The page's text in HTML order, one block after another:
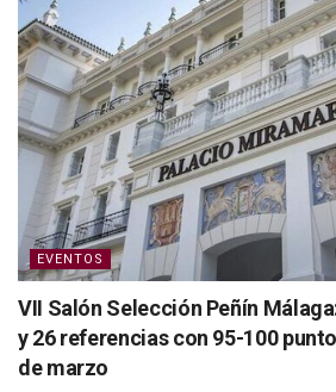
EVENTOS
VII Salón Selección Peñín
y 26 referencias con 95-100
de marzo